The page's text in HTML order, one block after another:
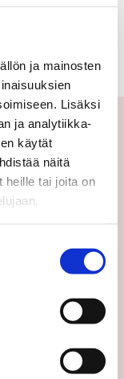
ja mainosten
Lisäksi
ja analytiikka-
käytät
näitä
heille tai joita on